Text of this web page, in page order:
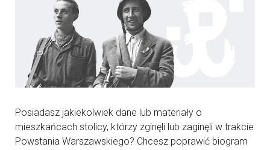
Posiadasz jakiekolwiek dane lub materiały o
mieszkańcach stolicy, którzy zginęli lub zaginęli w trakcie
Powstania Warszawskiego? Chcesz poprawić biogram